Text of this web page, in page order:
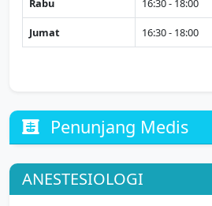
Rabu 16:30 - 18:00
Jumat 16:30 - 18:00
Penunjang Medis
ANESTESIOLOGI